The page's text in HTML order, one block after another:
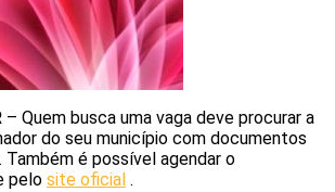
– Quem busca uma vaga deve procurar a
do seu município com documentos
Também é possível agendar o
pelo site oficial .